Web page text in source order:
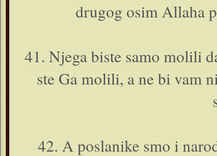
drugog osim Allaha
41. Njega biste samo molili
ste Ga molili, a ne bi vam
42. A poslanike smo i